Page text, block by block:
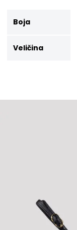
Boja
Veličina